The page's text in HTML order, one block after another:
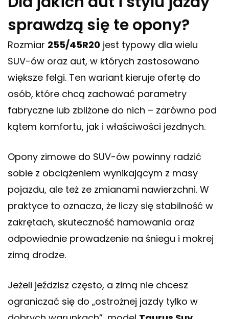
sprawdzą się te opony?
Rozmiar 255/45R20 jest typowy dla wielu
SUV-ów oraz aut, w których zastosowano
większe felgi. Ten wariant kieruje ofertę do
osób, które chcą zachować parametry
fabryczne lub zbliżone do nich – zarówno pod
kątem komfortu, jak i właściwości jezdnych.
Opony zimowe do SUV-ów powinny radzić
sobie z obciążeniem wynikającym z masy
pojazdu, ale też ze zmianami nawierzchni. W
praktyce to oznacza, że liczy się stabilność w
zakrętach, skuteczność hamowania oraz
odpowiednie prowadzenie na śniegu i mokrej
zimą drodze.
Jeżeli jeździsz często, a zimą nie chcesz
ograniczać się do „ostrożnej jazdy tylko w